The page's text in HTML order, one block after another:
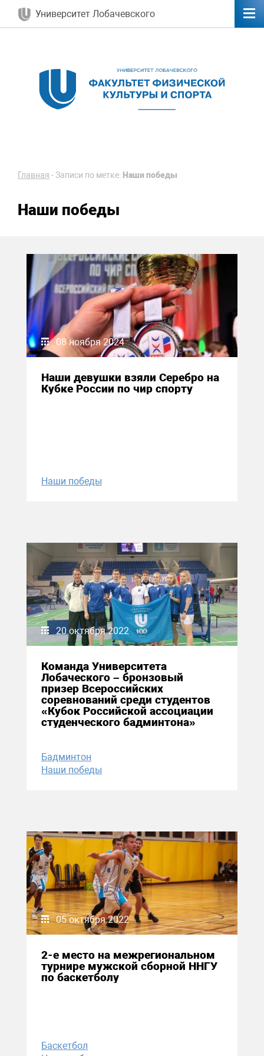
Университет Лобачевского
Главная -Записи по метке: Наши победы
Наши победы
08 ноября 2024
Наши девушки взяли Серебро на
Кубке России по чир спорту
Наши победы
20 октября 2022
Команда Университета
Лобаческого – бронзовый
призер Всероссийских
соревнований среди студентов
«Кубок Российской ассоциации
студенческого бадминтона»
Бадминтон
Наши победы
05 октября 2022
2-е место на межрегиональном
турнире мужской сборной ННГУ
по баскетболу
Баскетбол